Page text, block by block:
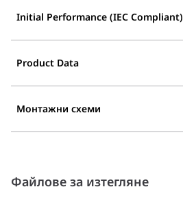
Initial Performance (IEC Compliant)
Product Data
Монтажни схеми
Файлове за изтегляне